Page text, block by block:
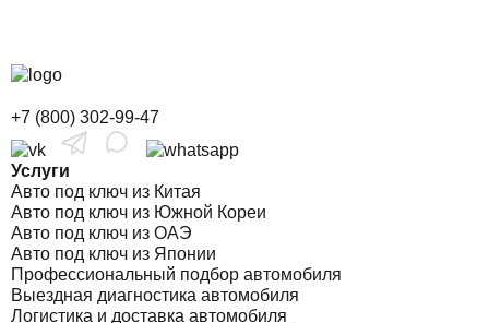
+7 (800) 302-99-47
Услуги
Авто под ключ из Китая
Авто под ключ из Южной Кореи
Авто под ключ из ОАЭ
Авто под ключ из Японии
Профессиональный подбор автомобиля
Выездная диагностика автомобиля
Логистика и доставка автомобиля